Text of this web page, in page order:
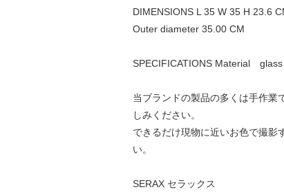
DIMENSIONS L 35 W 35 H 23.6
Outer diameter 35.00 CM
SPECIFICATIONS Material glass
当ブランドの製品の多くは手作業
しみください。
できるだけ現物に近いお色で撮影
い。
SERAX セラックス